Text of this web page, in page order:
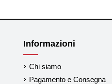
Informazioni
Chi siamo
Pagamento e Consegna